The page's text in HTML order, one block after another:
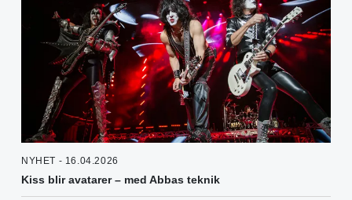
NYHET - 16.04.2026
Kiss blir avatarer – med Abbas teknik